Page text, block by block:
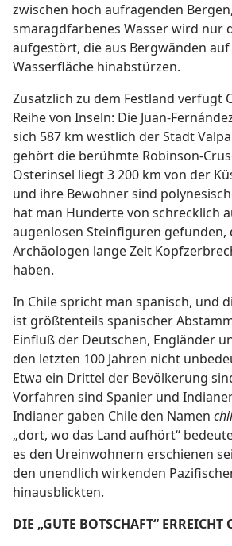
zwischen hoch aufragenden
smaragdfarbenes Wasser wird nur
aufgestört, die aus Bergwänden
Wasserfläche hinabstürzen.
Zusätzlich zu dem Festland verfügt
Reihe von Inseln: Die Juan-
sich 587 km westlich der Stadt
gehört die berühmte Robinson-
Osterinsel liegt 3 200 km von der
und ihre Bewohner sind
hat man Hunderte von schrecklich
augenlosen Steinfiguren gefunden,
Archäologen lange Zeit
haben.
In Chile spricht man spanisch, und
ist größtenteils spanischer
Einfluß der Deutschen, Engländer
den letzten 100 Jahren nicht
Etwa ein Drittel der Bevölkerung
Vorfahren sind Spanier und
Indianer gaben Chile den Namen
„dort, wo das Land aufhört“
es den Ureinwohnern erschienen
den unendlich wirkenden
hinausblickten.
DIE „GUTE BOTSCHAFT“ ERREICHT